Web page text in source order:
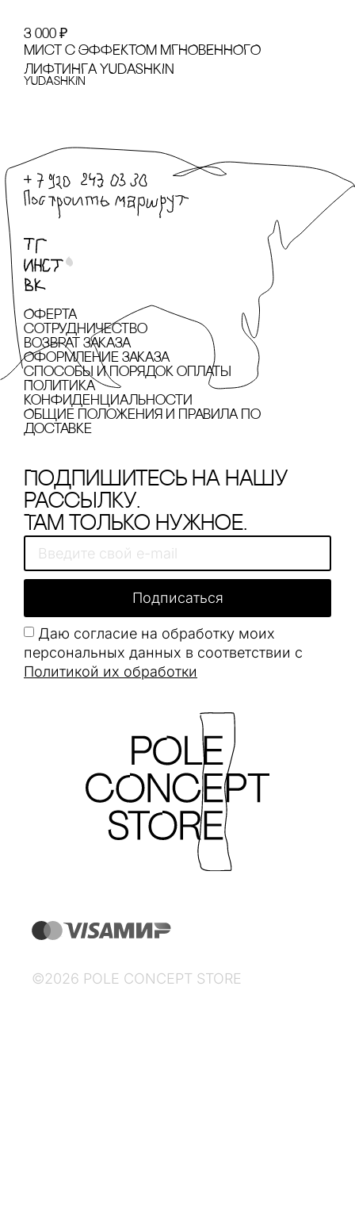
3 000 ₽
МИсТ с ЭФФЕКТОМ МГНОВЕННОГО
ЛИФТИНГА YUDASHKIN
YUDASHKIN
Оферта
сотрудничество
Возврат заказа
Оформление заказа
cпособы и порядок оплаты
Политика
конфиденциальности
Общие положения и правила по
доставке
Подпишитесь на нашу
рассылку.
Там только нужное.
Даю согласие на обработку моих
персональных данных в соответствии с
Политикой их обработки
Подписаться
©2026 POLE CONCEPT STORE